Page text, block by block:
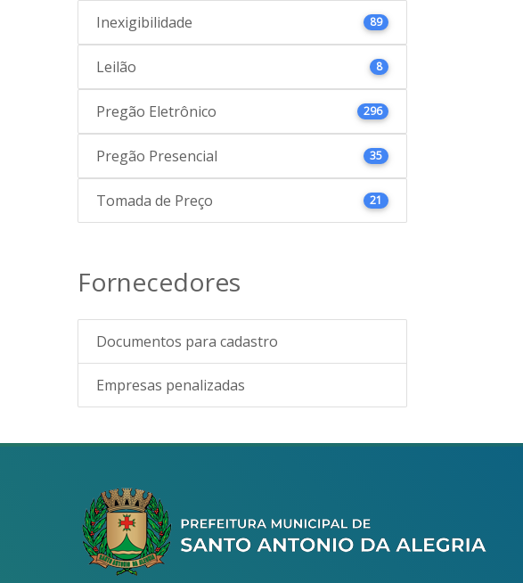
Inexigibilidade 89
Leilão 8
Pregão Eletrônico 296
Pregão Presencial 35
Tomada de Preço 21
Fornecedores
Documentos para cadastro
Empresas penalizadas